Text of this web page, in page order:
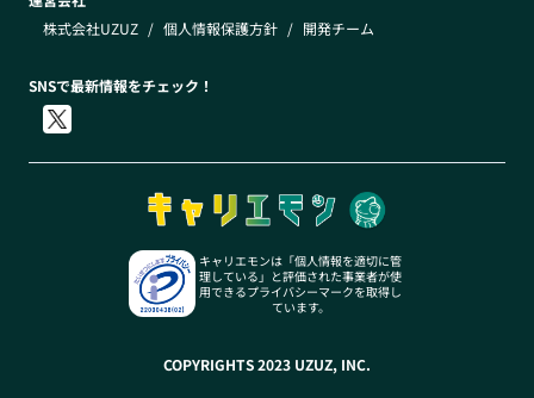
株式会社UZUZ / 個人情報保護方針 / 開発チーム
SNSで最新情報をチェック！
キャリエモンは「個人情報を適切に管
理している」と評価された事業者が使
用できるプライバシーマークを取得し
ています。
COPYRIGHTS 2023 UZUZ, INC.